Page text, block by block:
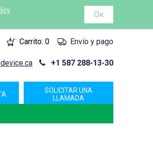
.
Ок
Carrito: 0 Envío y pago
+1 587 288-13-30
SOLICITAR UNA
LLAMADA